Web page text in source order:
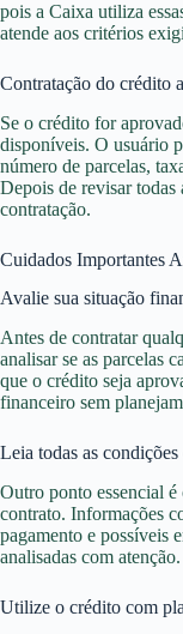
pois a Caixa utiliza
atende aos critérios
Contratação do crédito
Se o crédito for
disponíveis. O usuário
número de parcelas,
Depois de revisar todas
contratação.
Cuidados Importantes
Avalie sua situação
Antes de contratar
analisar se as parcelas
que o crédito seja
financeiro sem
Leia todas as
Outro ponto essencial é
contrato. Informações
pagamento e possíveis
analisadas com atenção.
Utilize o crédito com